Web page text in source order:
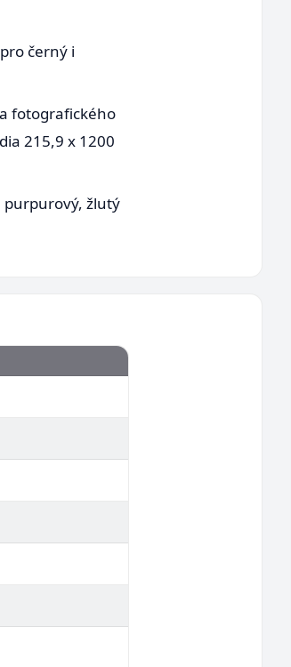
černý i
fotografického
215,9 x 1200
purpurový, žlutý